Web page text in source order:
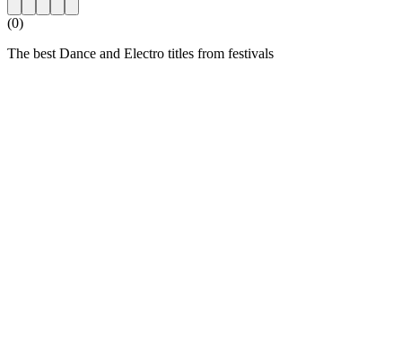
(0)
The best Dance and Electro titles from festivals